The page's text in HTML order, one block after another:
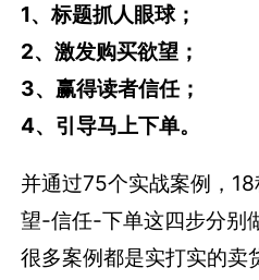
1、标题抓人眼球；
2、激发购买欲望；
3、赢得读者信任；
4、引导马上下单。
并通过75个实战案例，
望-信任-下单这四步分别
很多案例都是实打实的卖